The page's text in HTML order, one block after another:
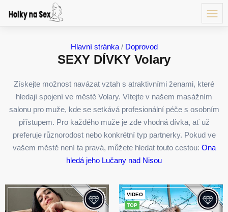
Hlavní stránka/ Doprovod
SEXY DÍVKY Volary
Získejte možnost navázat vztah s atraktivními ženami, které
hledají spojení ve městě Volary. Vítejte v našem masážním
salonu pro muže, kde se setkává profesionální péče s osobním
přístupem. Pro každého muže je zde vhodná dívka, ať už
preferuje různorodost nebo konkrétní typ partnerky. Pokud ve
vašem městě není ta pravá, můžete hledat touto cestou: Ona
hledá jeho Lučany nad Nisou
TOP
VIDEO